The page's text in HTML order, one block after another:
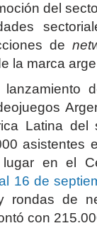
del
de
la marca
Latina del
asistentes
en el
16 de
rondas de
con